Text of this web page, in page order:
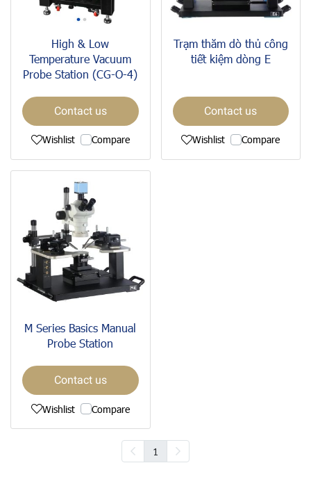
High & Low
Temperature Vacuum
Probe Station (CG-O-4)
Contact us
Wishlist Compare
Trạm thăm dò thủ công
tiết kiệm dòng E
Contact us
Wishlist Compare
M Series Basics Manual
Probe Station
Contact us
Wishlist Compare
1